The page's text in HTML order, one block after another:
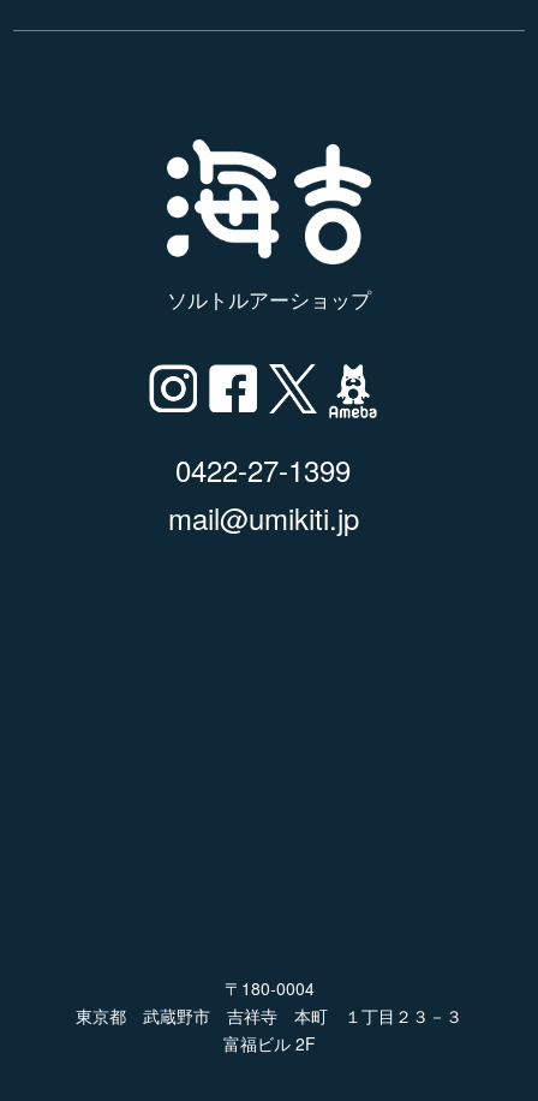
ソルトルアーショップ
0422-27-1399
mail@umikiti.jp
〒180-0004
東京都 武蔵野市 吉祥寺 本町 １丁目２３－３
富福ビル 2F